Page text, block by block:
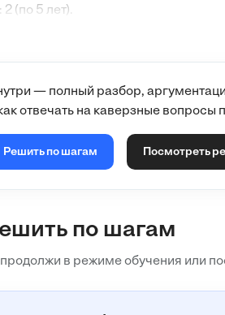
: 2 (по 5 лет).
заплатит гражданин Сидоров.
налоговые вычеты.
граждане, имеющие детей,
24 лет при обучении)
у которого 2 ребенка,
— полный разбор,
отвечать на каверзные вопросы
Решить по шагам Посмотреть
по шагам
продолжи в режиме обучения или